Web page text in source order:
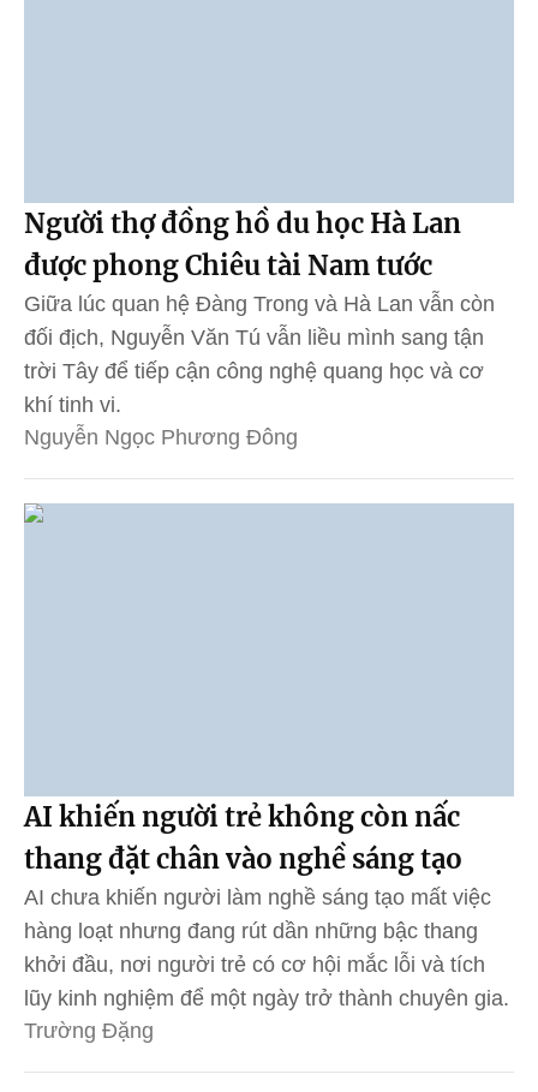
Người thợ đồng hồ du học Hà Lan
được phong Chiêu tài Nam tước
Giữa lúc quan hệ Đàng Trong và Hà Lan vẫn còn
đối địch, Nguyễn Văn Tú vẫn liều mình sang tận
trời Tây để tiếp cận công nghệ quang học và cơ
khí tinh vi.
Nguyễn Ngọc Phương Đông
AI khiến người trẻ không còn nấc
thang đặt chân vào nghề sáng tạo
AI chưa khiến người làm nghề sáng tạo mất việc
hàng loạt nhưng đang rút dần những bậc thang
khởi đầu, nơi người trẻ có cơ hội mắc lỗi và tích
lũy kinh nghiệm để một ngày trở thành chuyên gia.
Trường Đặng